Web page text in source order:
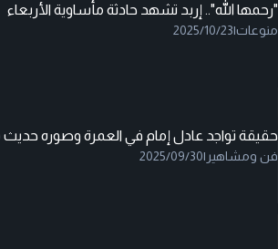
"رحمها الله".. إربد تشهد حادثة مأساوية الأربعاء
منوعات|
2025/10/23
حقيقة تواجد عادل إمام في العمرة وصوره حديث
فن ومشاهير |
2025/09/30